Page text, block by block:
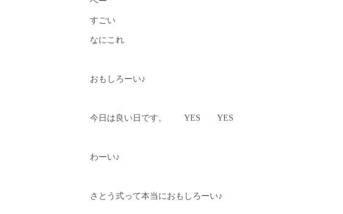
すごい
なにこれ
おもしろーい♪
今日は良い日です。 YES YES
わーい♪
さとう式って本当におもしろーい♪